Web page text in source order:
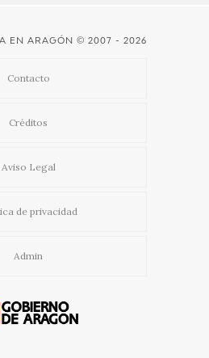
EN ARAGÓN © 2007 - 2026
Contacto
Créditos
Aviso Legal
de privacidad
Admin